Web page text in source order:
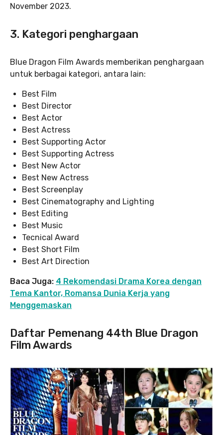
November 2023.
3. Kategori penghargaan
Blue Dragon Film Awards memberikan penghargaan
untuk berbagai kategori, antara lain:
Best Film
Best Director
Best Actor
Best Actress
Best Supporting Actor
Best Supporting Actress
Best New Actor
Best New Actress
Best Screenplay
Best Cinematography and Lighting
Best Editing
Best Music
Tecnical Award
Best Short Film
Best Art Direction
Baca Juga: 4 Rekomendasi Drama Korea dengan
Tema Kantor, Romansa Dunia Kerja yang
Menggemaskan
Daftar Pemenang 44th Blue Dragon
Film Awards